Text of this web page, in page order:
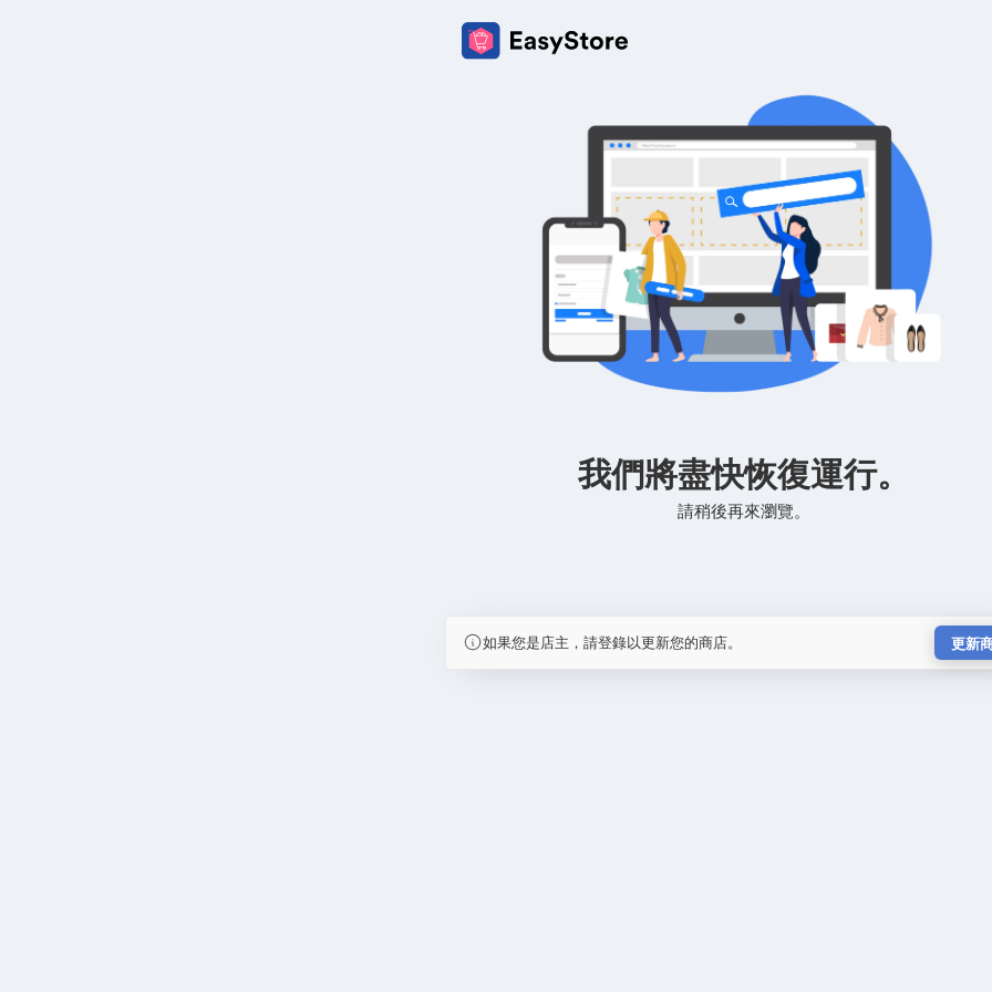
我們將盡快恢復運行。
請稍後再來瀏覽。
如果您是店主，請登錄以更新您的商店。 更新